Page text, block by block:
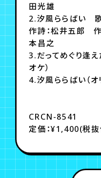
田光雄
2.汐風ららばい
作詩：松井五郎
本昌之
3.だってめぐり逢え
オケ）
4.汐風ららばい（オ
CRCN-8541
定価：¥1,400(税